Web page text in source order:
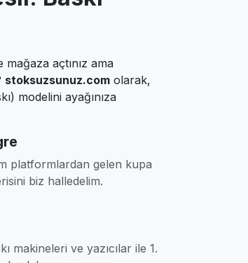
açtınız ama
stoksuzsunuz.com olarak,
modelini ayağınıza
platformlardan gelen kupa
biz halledelim.
makineleri ve yazıcılar ile 1.